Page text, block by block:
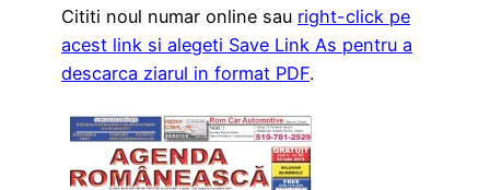
Cititi noul numar online sau right-click pe
acest link si alegeti Save Link As pentru a
descarca ziarul in format PDF.